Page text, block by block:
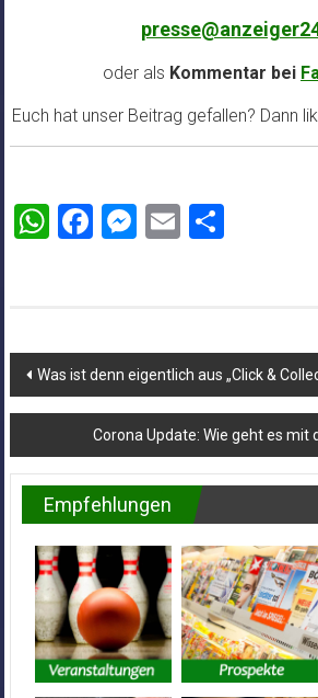
oder als Kommentar bei
Euch hat unser Beitrag gefallen? Dann
WhatsApp
Facebook
Messenger
Email
Beitragsnavigation
Was ist denn eigentlich aus „Click &
Corona Update: Wie geht es mit
Empfehlungen